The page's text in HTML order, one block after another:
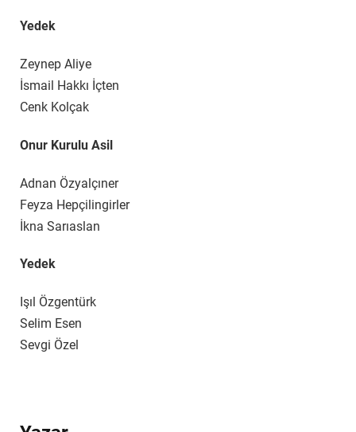
Yedek
Zeynep Aliye
İsmail Hakkı İçten
Cenk Kolçak
Onur Kurulu Asil
Adnan Özyalçıner
Feyza Hepçilingirler
İkna Sarıaslan
Yedek
Işıl Özgentürk
Selim Esen
Sevgi Özel